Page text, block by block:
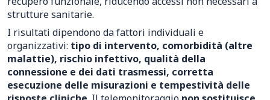
strutture sanitarie.
I risultati dipendono da fattori individuali e
organizzativi: tipo di intervento, comorbidità (altre
malattie), rischio infettivo, qualità della
connessione e dei dati trasmessi, corretta
esecuzione delle misurazioni e tempestività delle